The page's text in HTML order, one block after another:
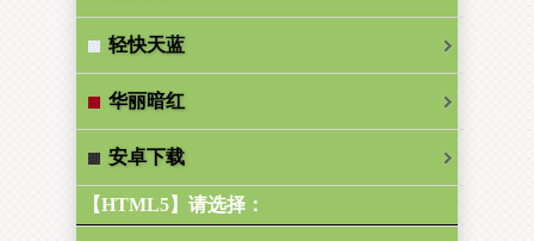
轻快天蓝
华丽暗红
安卓下载
【HTML5】请选择：